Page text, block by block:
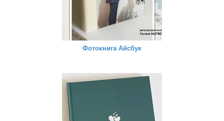
Фотокнига Айсбук